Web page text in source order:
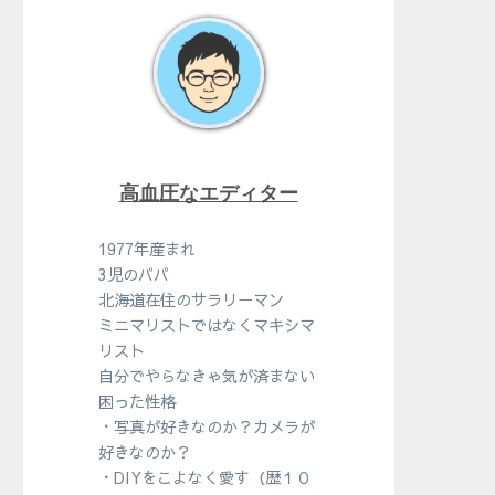
高血圧なエディター
1977年産まれ
3児のパパ
北海道在住のサラリーマン
ミニマリストではなくマキシマ
リスト
自分でやらなきゃ気が済まない
困った性格
・写真が好きなのか？カメラが
好きなのか？
・DIYをこよなく愛す（歴１０